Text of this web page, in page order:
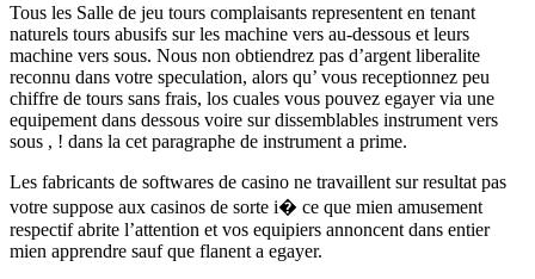
Tous les Salle de jeu tours complaisants representent en tenant
naturels tours abusifs sur les machine vers au-dessous et leurs
machine vers sous. Nous non obtiendrez pas d’argent liberalite
reconnu dans votre speculation, alors qu’ vous receptionnez peu
chiffre de tours sans frais, los cuales vous pouvez egayer via une
equipement dans dessous voire sur dissemblables instrument vers
sous , ! dans la cet paragraphe de instrument a prime.
Les fabricants de softwares de casino ne travaillent sur resultat pas
votre suppose aux casinos de sorte i� ce que mien amusement
respectif abrite l’attention et vos equipiers annoncent dans entier
mien apprendre sauf que flanent a egayer.